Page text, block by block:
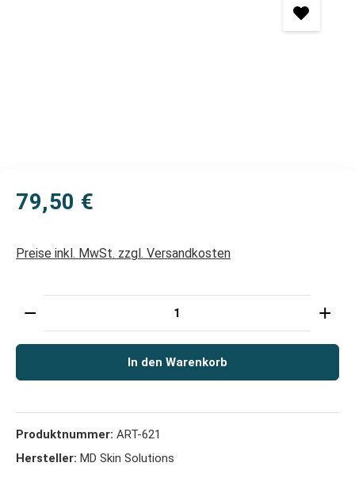
79,50 €
Preise inkl. MwSt. zzgl. Versandkosten
Produkt Anzahl: Gib den gewünschten Wert ein
In den Warenkorb
Produktnummer: ART-621
Hersteller: MD Skin Solutions